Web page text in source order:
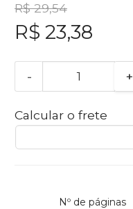
R$ 29,54
R$ 23,38
- +
Calcular o frete
Nº de páginas